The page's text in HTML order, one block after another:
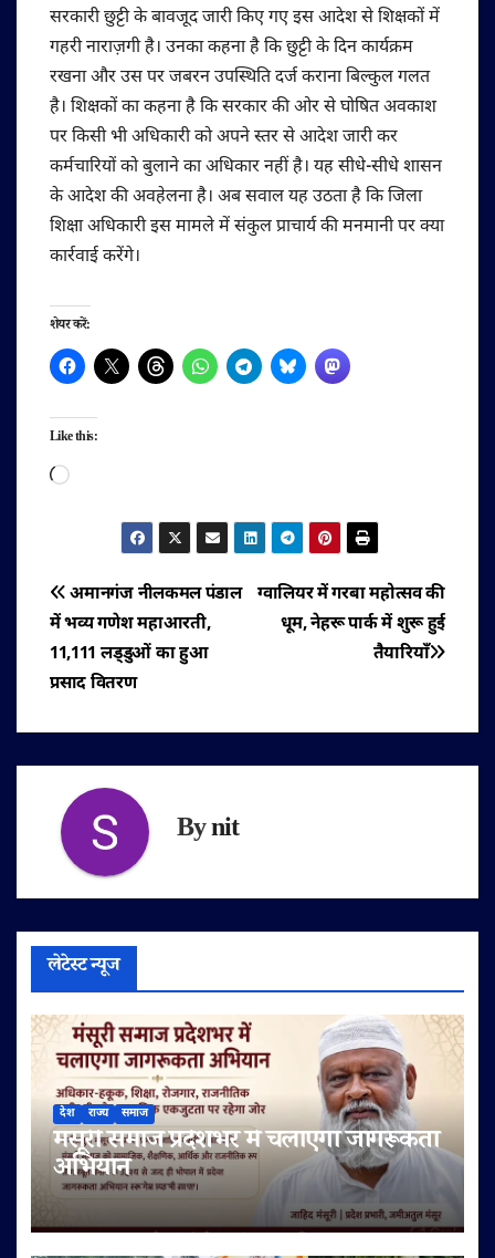
सरकारी छुट्टी के बावजूद जारी किए गए इस आदेश से शिक्षकों में
गहरी नाराज़गी है। उनका कहना है कि छुट्टी के दिन कार्यक्रम
रखना और उस पर जबरन उपस्थिति दर्ज कराना बिल्कुल गलत
है। शिक्षकों का कहना है कि सरकार की ओर से घोषित अवकाश
पर किसी भी अधिकारी को अपने स्तर से आदेश जारी कर
कर्मचारियों को बुलाने का अधिकार नहीं है। यह सीधे-सीधे शासन
के आदेश की अवहेलना है। अब सवाल यह उठता है कि जिला
शिक्षा अधिकारी इस मामले में संकुल प्राचार्य की मनमानी पर क्या
कार्रवाई करेंगे।
शेयर करें:
Like this:
Loading…
पोस्ट
नेविगेशन
ग्वालियर में गरबा महोत्सव की
धूम, नेहरू पार्क में शुरू हुई
तैयारियाँ
अमानगंज नीलकमल पंडाल
में भव्य गणेश महाआरती,
11,111 लड्डुओं का हुआ
प्रसाद वितरण
Bynit
लेटेस्ट न्यूज
देश राज्य समाज
मंसूरी समाज प्रदेशभर में चलाएगा जागरूकता
अभियान